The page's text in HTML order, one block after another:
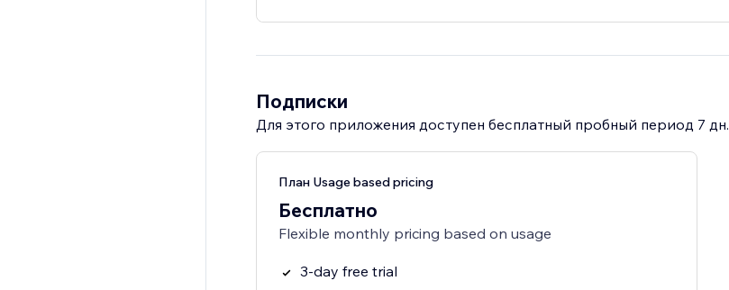
Подписки
Для этого приложения доступен бесплатный пробный период 7 дн.
План Usage based pricing
Бесплатно
Flexible monthly pricing based on usage
3-day free trial